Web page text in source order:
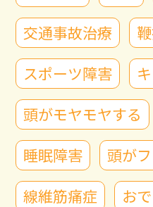
交通事故治療
スポーツ障害
頭がモヤモヤする
睡眠障害
頭が
線維筋痛症
お